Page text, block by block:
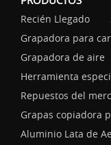
Recién Llegado
Grapadora para
Grapadora de aire
Herramienta
Repuestos del
Grapas copiadora
Aluminio Lata de